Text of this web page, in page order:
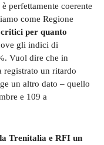
perfettamente coerente
come Regione
per quanto
gli indici di
Vuol dire che in
registrato un ritardo
un altro dato – quello
e 109 a
Trenitalia e RFI un